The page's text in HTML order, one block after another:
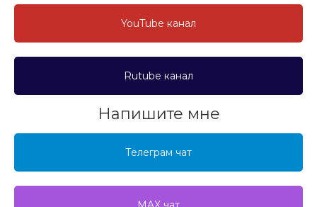
YouTube канал
Rutube канал
Напишите мне
Телеграм чат